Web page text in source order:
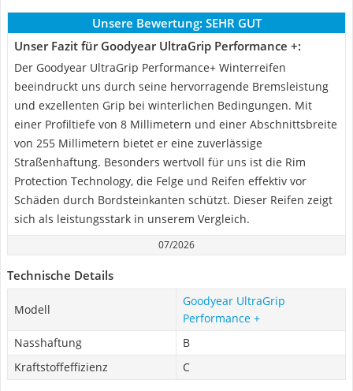
Unsere Bewertung: SEHR GUT
Unser Fazit für Goodyear UltraGrip Performance +:
Der Goodyear UltraGrip Performance+ Winterreifen
beeindruckt uns durch seine hervorragende Bremsleistung
und exzellenten Grip bei winterlichen Bedingungen. Mit
einer Profiltiefe von 8 Millimetern und einer Abschnittsbreite
von 255 Millimetern bietet er eine zuverlässige
Straßenhaftung. Besonders wertvoll für uns ist die Rim
Protection Technology, die Felge und Reifen effektiv vor
Schäden durch Bordsteinkanten schützt. Dieser Reifen zeigt
sich als leistungsstark in unserem Vergleich.
07/2026
Technische Details
Modell
Goodyear UltraGrip
Performance +
Nasshaftung
B
Kraftstoffeffizienz
C